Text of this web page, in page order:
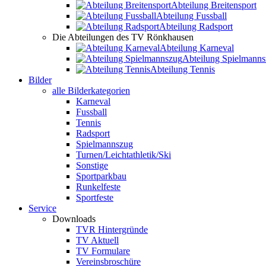
Abteilung Breitensport
Abteilung Fussball
Abteilung Radsport
Die Abteilungen des TV Rönkhausen
Abteilung Karneval
Abteilung
Abteilung Tennis
Bilder
alle Bilderkategorien
Karneval
Fussball
Tennis
Radsport
Spielmannszug
Turnen/Leichtathletik/Ski
Sonstige
Sportparkbau
Runkelfeste
Sportfeste
Service
Downloads
TVR Hintergründe
TV Aktuell
TV Formulare
Vereinsbroschüre